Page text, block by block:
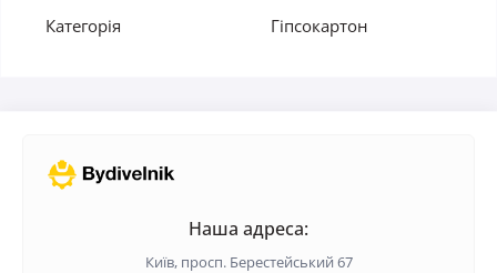
Категорія Гіпсокартон
Наша адреса:
Київ, просп. Берестейський 67